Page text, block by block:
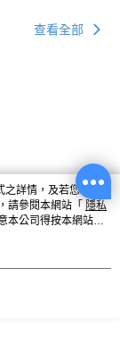
查看全部
詳情，及若您不希
請參閱本網站「 隱私
本公司得按本網站使